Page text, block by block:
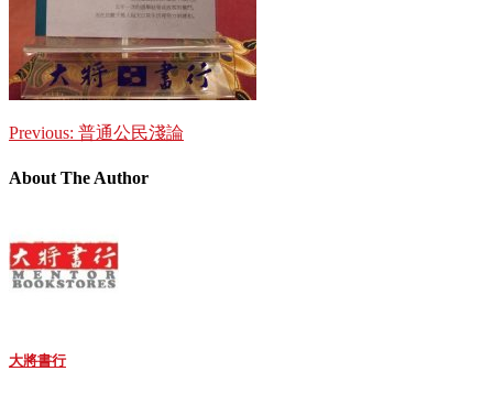
Previous: 普通公民淺論
About The Author
大將書行